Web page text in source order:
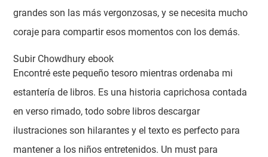
grandes son las más vergonzosas, y se necesita mucho
coraje para compartir esos momentos con los demás.
Subir Chowdhury ebook
Encontré este pequeño tesoro mientras ordenaba mi
estantería de libros. Es una historia caprichosa contada
en verso rimado, todo sobre libros descargar
ilustraciones son hilarantes y el texto es perfecto para
mantener a los niños entretenidos. Un must para